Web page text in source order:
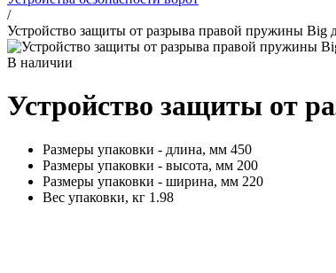
/
Устройство защиты от разрыва правой пружины Big
В наличии
Устройство защиты от
Размеры упаковки - длина, мм 450
Размеры упаковки - высота, мм 200
Размеры упаковки - ширина, мм 220
Вес упаковки, кг 1.98